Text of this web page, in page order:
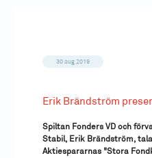
30 aug 2019
Erik Brändström
Spiltan Fonders VD och
Stabil, Erik Brändström,
Aktiespararnas "Stora